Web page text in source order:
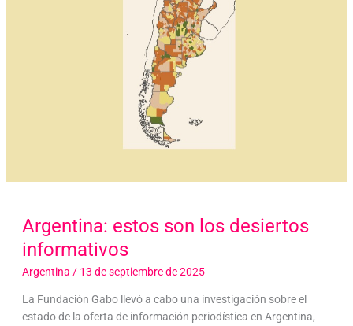
Argentina: estos son los desiertos
informativos
Argentina / 13 de septiembre de 2025
La Fundación Gabo llevó a cabo una investigación sobre el
estado de la oferta de información periodística en Argentina,